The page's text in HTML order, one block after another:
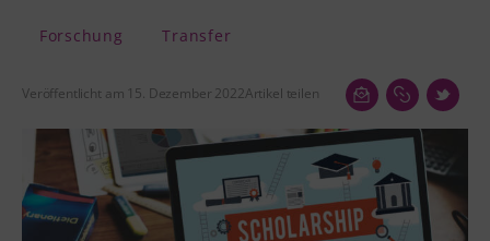
Forschung Transfer
Veröffentlicht am 15. Dezember 2022Artikel teilen